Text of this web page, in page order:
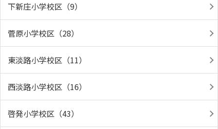
下新庄小学校区（9）
菅原小学校区（28）
東淡路小学校区（11）
西淡路小学校区（16）
啓発小学校区（43）